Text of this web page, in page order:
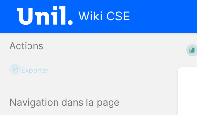
Wiki CSE
Actions
Exporter
Navigation dans la page